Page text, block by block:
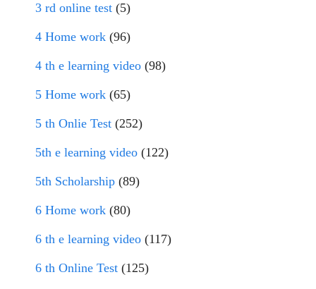
3 rd online test (5)
4 Home work (96)
4 th e learning video (98)
5 Home work (65)
5 th Onlie Test (252)
5th e learning video (122)
5th Scholarship (89)
6 Home work (80)
6 th e learning video (117)
6 th Online Test (125)